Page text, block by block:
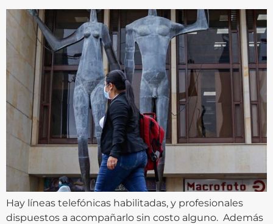
Hay líneas telefónicas habilitadas, y profesionales
dispuestos a acompañarlo sin costo alguno. Además